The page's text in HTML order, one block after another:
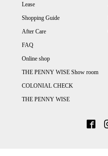
Lease
Shopping Guide
After Care
FAQ
Online shop
THE PENNY WISE Show room
COLONIAL CHECK
THE PENNY WISE